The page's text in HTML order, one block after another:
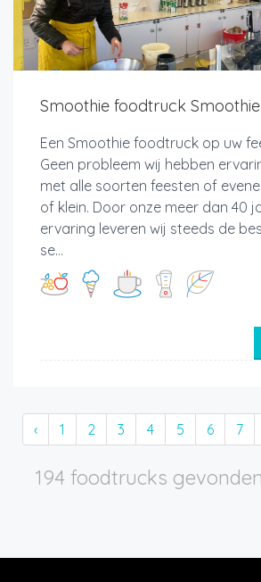
Smoothie foodtruck
Een Smoothie foodtruck op uw
Geen probleem wij hebben
met alle soorten feesten of
of klein. Door onze meer dan 40
ervaring leveren wij steeds de
se...
‹ 1 2 3 4 5 6 7
194 foodtrucks gevonden